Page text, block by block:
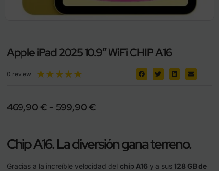
Apple iPad 2025 10.9″ WiFi CHIP A16
0 review ★★★★★
469,90 € - 599,90 €
Chip A16. La diversión gana terreno.
Gracias a la increíble velocidad del chip A16 y a sus 128 GB de